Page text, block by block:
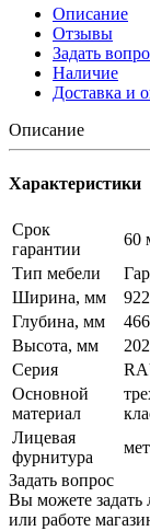
Описание
Отзывы
Задать
Наличие
Доставка и
Описание
Характеристики
Срок
гарантии
60
Тип мебели
Ширина, мм
922
Глубина, мм
466
Высота, мм
Серия
Основной
материал
Лицевая
фурнитура
Задать вопрос
Вы можете задать
или работе